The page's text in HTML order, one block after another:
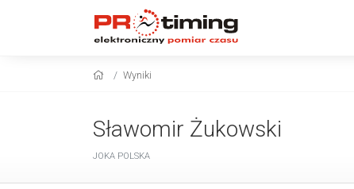
Wyniki
Sławomir Żukowski
JOKA POLSKA